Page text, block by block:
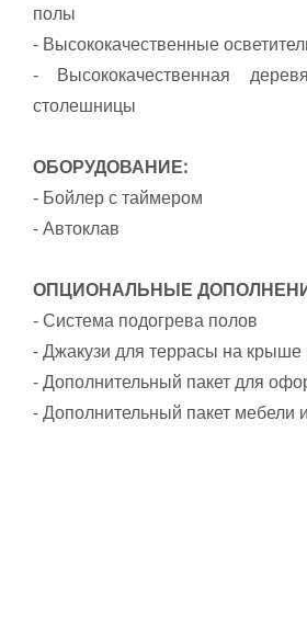
полы
- Высококачественные
- Высококачественная
столешницы
ОБОРУДОВАНИЕ:
- Бойлер с таймером
- Автоклав
ОПЦИОНАЛЬНЫЕ
- Система подогрева полов
- Джакузи для террасы на
- Дополнительный пакет для
- Дополнительный пакет мебели